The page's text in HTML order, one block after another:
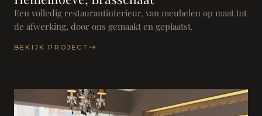
Een volledig restaurantinterieur, van meubelen op maat tot
de afwerking, door ons gemaakt en geplaatst.
BEKIJK PROJECT